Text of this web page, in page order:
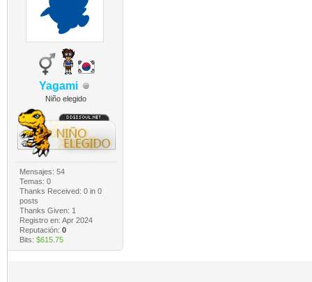
Yagami
Niño elegido
Mensajes: 54
Temas: 0
Thanks Received: 0in 0
posts
Thanks Given: 1
Registro en: Apr 2024
Reputación: 0
Bits: $615.75